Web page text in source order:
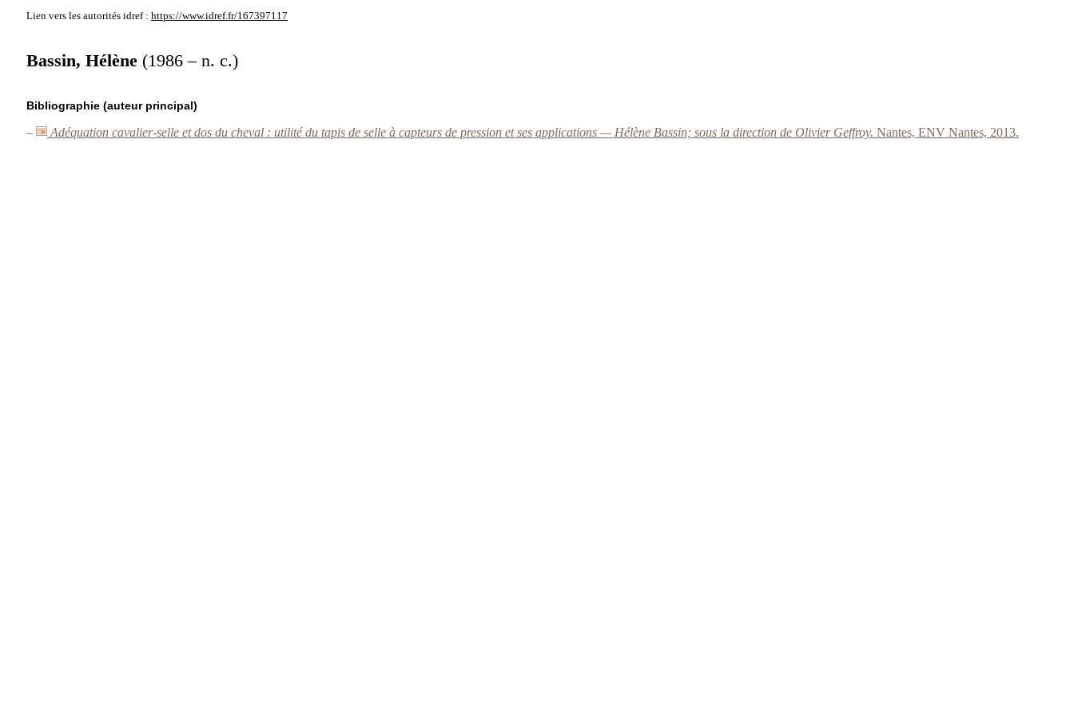
Lien vers les autorités idref : https://www.idref.fr/167397117
Bassin, Hélène (1986 – n. c.)
Bibliographie (auteur principal)
– Adéquation cavalier-selle et dos du cheval : utilité du tapis de selle à capteurs de pression et ses applications — Hélène Bassin; sous la direction de Olivier Geffroy. Nantes, ENV Nantes, 2013.